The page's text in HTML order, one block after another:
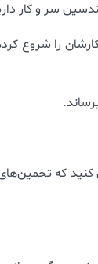
سر و کار
را